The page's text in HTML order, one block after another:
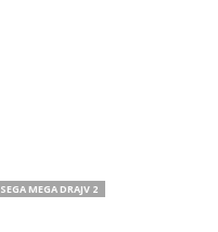
SEGA MEGA DRAJV 2